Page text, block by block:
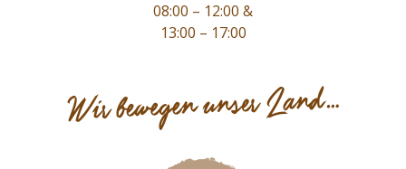
08:00 – 12:00 &
13:00 – 17:00